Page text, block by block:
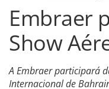
Embraer
Show
A Embraer participará
Internacional de